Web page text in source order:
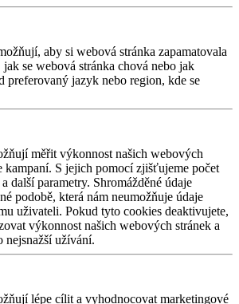
TÁBOR
TRÉNINK TÁBOR
PLZEŇ
TRÉNINK PLZEŇ
ALICANTE
KEMP ALICANTE
, LITOMYŠL 11.3 - 15.3
HLUBOKÁ , LITOMYŠL 11.3 - 15.3
aby si webová stránka zapamatovala
se webová stránka chová nebo jak
preferovaný jazyk nebo region, kde se
měřit výkonnost našich webových
kampaní. S jejich pomocí zjišťujeme počet
další parametry. Shromážděné údaje
podobě, která nám neumožňuje údaje
uživateli. Pokud tyto cookies deaktivujete,
výkonnost našich webových stránek a
nejsnažší užívání.
lépe cílit a vyhodnocovat marketingové